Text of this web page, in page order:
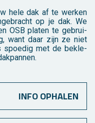
hele dak af te wer­ken
op je dak. We
OSB pla­ten te ge­brui­
want daar zijn ze niet
spoe­dig met de be­kle­
INFO OPHALEN